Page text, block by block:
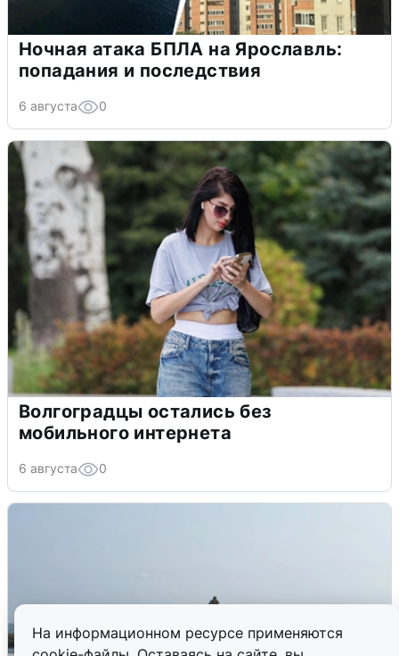
На информационном ресурсе применяются
Ночная атака БПЛА на Ярославль:
попадания и последствия
6 августа 0
Волгоградцы остались без
мобильного интернета
6 августа 0